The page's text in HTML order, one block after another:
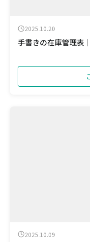
2025.10.20
手書きの在庫管理表
2025.10.09